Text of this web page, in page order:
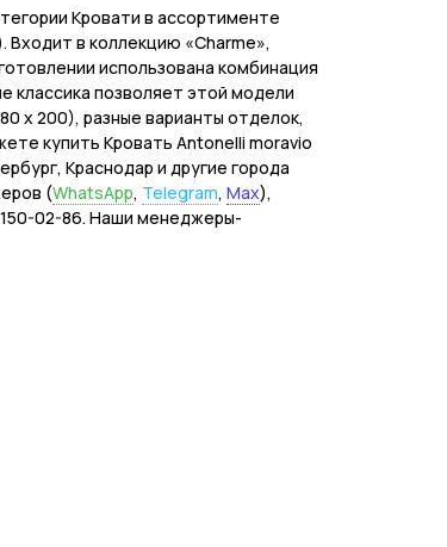
Кровати в ассортименте
в коллекцию «Charme»,
использована комбинация
классика позволяет этой модели
x 200), разные варианты отделок,
купить Кровать Antonelli moravio
Краснодар и другие города
(WhatsApp, Telegram, Max),
02-86. Наши менеджеры-